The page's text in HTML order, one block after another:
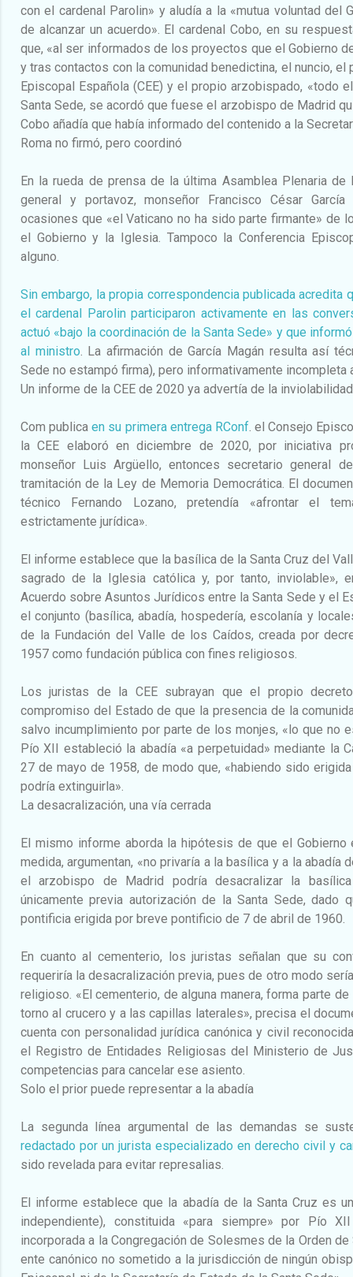
con el cardenal Parolin» y aludía a la «mutua voluntad del
de alcanzar un acuerdo». El cardenal Cobo, en su
que, «al ser informados de los proyectos que el Gobierno
y tras contactos con la comunidad benedictina, el nuncio,
Episcopal Española (CEE) y el propio arzobispado, «todo
Santa Sede, se acordó que fuese el arzobispo de Madrid
Cobo añadía que había informado del contenido a la
Roma no firmó, pero coordinó
En la rueda de prensa de la última Asamblea Plenaria de
general y portavoz, monseñor Francisco César
ocasiones que «el Vaticano no ha sido parte firmante» de
el Gobierno y la Iglesia. Tampoco la Conferencia
alguno.
Sin embargo, la propia correspondencia publicada acredita
el cardenal Parolin participaron activamente en las
actuó «bajo la coordinación de la Santa Sede» y que
al ministro . La afirmación de García Magán resulta así
Sede no estampó firma), pero informativamente incompleta
Un informe de la CEE de 2020 ya advertía de la inviolabilidad
Com publicaen su primera entrega RConf. el Consejo
la CEE elaboró en diciembre de 2020, por iniciativa
monseñor Luis Argüello, entonces secretario general
tramitación de la Ley de Memoria Democrática. El
técnico Fernando Lozano, pretendía «afrontar el
estrictamente jurídica».
El informe establece que la basílica de la Santa Cruz del
sagrado de la Iglesia católica y, por tanto, inviolable»,
Acuerdo sobre Asuntos Jurídicos entre la Santa Sede y el
el conjunto (basílica, abadía, hospedería, escolanía y
de la Fundación del Valle de los Caídos, creada por
1957 como fundación pública con fines religiosos.
Los juristas de la CEE subrayan que el propio
compromiso del Estado de que la presencia de la
salvo incumplimiento por parte de los monjes, «lo que no
Pío XII estableció la abadía «a perpetuidad» mediante la
27 de mayo de 1958, de modo que, «habiendo sido
podría extinguirla».
La desacralización, una vía cerrada
El mismo informe aborda la hipótesis de que el Gobierno
medida, argumentan, «no privaría a la basílica y a la abadía
el arzobispo de Madrid podría desacralizar la
únicamente previa autorización de la Santa Sede, dado
pontificia erigida por breve pontificio de 7 de abril de 1960.
En cuanto al cementerio, los juristas señalan que su
requeriría la desacralización previa, pues de otro modo
religioso. «El cementerio, de alguna manera, forma parte
torno al crucero y a las capillas laterales», precisa el
cuenta con personalidad jurídica canónica y civil
el Registro de Entidades Religiosas del Ministerio de
competencias para cancelar ese asiento.
Solo el prior puede representar a la abadía
La segunda línea argumental de las demandas se
redactado por un jurista especializado en derecho civil y
sido revelada para evitar represalias.
El informe establece que la abadía de la Santa Cruz es
independiente), constituida «para siempre» por Pío
incorporada a la Congregación de Solesmes de la Orden de
ente canónico no sometido a la jurisdicción de ningún